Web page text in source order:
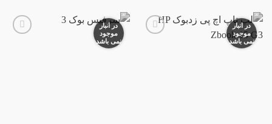
در انبار
موجود
نمی باشد
در انبار
موجود
نمی باشد